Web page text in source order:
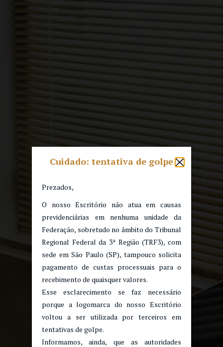
Cuidado: tentativa de golpe
Prezados,
O nosso Escritório não atua em causas
previdenciárias em nenhuma unidade da
Federação, sobretudo no âmbito do Tribunal
Regional Federal da 3ª Região (TRF3), com
sede em São Paulo (SP), tampouco solicita
pagamento de custas processuais para o
recebimento de quaisquer valores.
Esse esclarecimento se faz necessário
porque a logomarca do nosso Escritório
voltou a ser utilizada por terceiros em
tentativas de golpe.
Informamos, ainda, que as autoridades